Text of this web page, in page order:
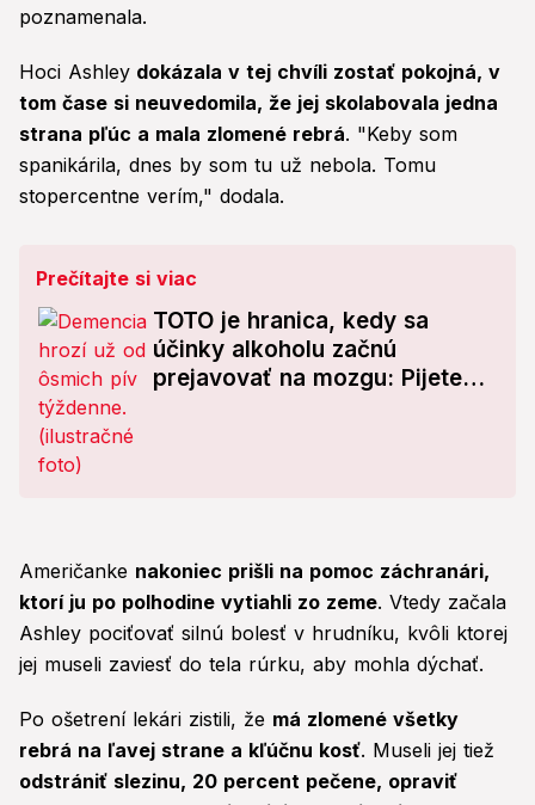
poznamenala.
Hoci Ashley dokázala v tej chvíli zostať pokojná, v
tom čase si neuvedomila, že jej skolabovala jedna
strana pľúc a mala zlomené rebrá. "Keby som
spanikárila, dnes by som tu už nebola. Tomu
stopercentne verím," dodala.
Prečítajte si viac
TOTO je hranica, kedy sa
účinky alkoholu začnú
prejavovať na mozgu: Pijete
Američanke nakoniec prišli na pomoc záchranári,
ktorí ju po polhodine vytiahli zo zeme. Vtedy začala
Ashley pociťovať silnú bolesť v hrudníku, kvôli ktorej
jej museli zaviesť do tela rúrku, aby mohla dýchať.
Po ošetrení lekári zistili, že má zlomené všetky
rebrá na ľavej strane a kľúčnu kosť. Museli jej tiež
odstrániť slezinu, 20 percent pečene, opraviť